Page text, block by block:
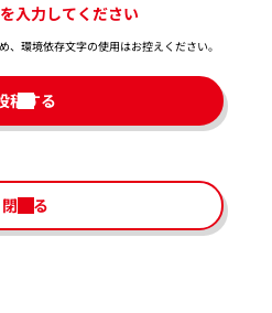
入力してください
環境依存文字の使用はお控えください。​
稿する
閉じる